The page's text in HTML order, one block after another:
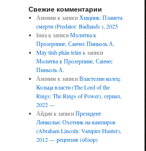
Свежие комментарии
Аноним к записиХищник: Планета
смерти (Predator: Badlands ), 2025
Imraк записиМолитва к
Прозерпине, Санчес Пиньоль А.
Máy tính phần trămк записи
Молитва к Прозерпине, Санчес
Пиньоль А.
Аноним к записиВластелин колец:
Кольца власти (The Lord of the
Rings: The Rings of Power), сериал,
2022 —
Айдинк записиПрезидент
Линкольн: Охотник на вампиров
(Abraham Lincoln: Vampire Hunter),
2012 — рецензия (обзор)